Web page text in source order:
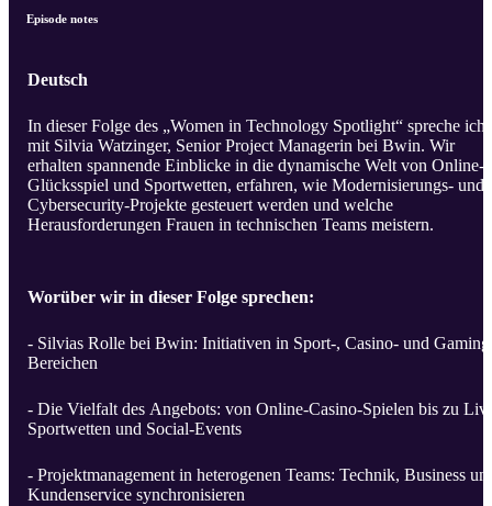
Episode notes
Deutsch
In dieser Folge des „Women in Technology Spotlight“ spreche ich
mit Silvia Watzinger, Senior Project Managerin bei Bwin. Wir
erhalten spannende Einblicke in die dynamische Welt von Online-
Glücksspiel und Sportwetten, erfahren, wie Modernisierungs- und
Cybersecurity-Projekte gesteuert werden und welche
Herausforderungen Frauen in technischen Teams meistern.
Worüber wir in dieser Folge sprechen:
- Silvias Rolle bei Bwin: Initiativen in Sport-, Casino- und
Bereichen
- Die Vielfalt des Angebots: von Online-Casino-Spielen bis zu
Sportwetten und Social-Events
- Projektmanagement in heterogenen Teams: Technik, Business
Kundenservice synchronisieren